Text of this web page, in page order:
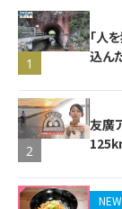
1
「人
込ん
2
友廣
NEW